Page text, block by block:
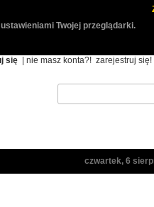
Twojej przeglądarki.
się | nie masz konta?! zarejestruj się!
czwartek, 6